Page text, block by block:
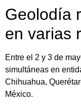
Geolodía
en varias
Entre el 2 y 3 de
simultáneas en
Chihuahua,
México.